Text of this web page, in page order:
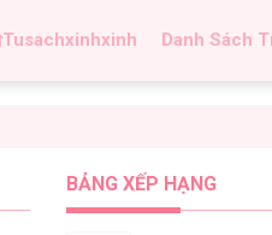
Tusachxinhxinh Danh Sách
BẢNG XẾP HẠNG